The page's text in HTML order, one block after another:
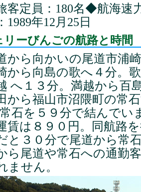
客定員：180名◆航海速
1989年12月25日
リーびんごの航路と時間
から向かいの尾道市浦
から向島の歌へ４分。
へ１３分。満越から百
から福山市沼隈町の常
石を５９分で結んでい
賃は８９０円。同航路
と３０分で尾道から常
ら尾道や常石への通勤
ません。